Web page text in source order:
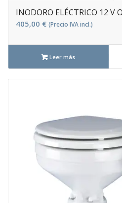
INODORO ELÉCTRICO 12 V
405,00 € (Precio IVA incl.)
Leer más